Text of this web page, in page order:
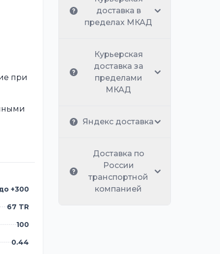
при
+300
67 TR
100
0.44
доставка в
пределах МКАД
Курьерская
доставка за
пределами
МКАД
Яндекс доставка
Доставка по
России
транспортной
компанией